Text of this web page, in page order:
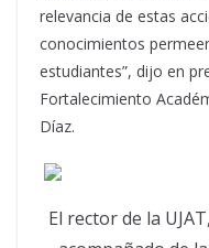
relevancia de estas
conocimientos
estudiantes”, dijo en
Fortalecimiento
Díaz.
El rector de la